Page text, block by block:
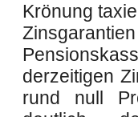
Krönung
derzeitigen
rund null